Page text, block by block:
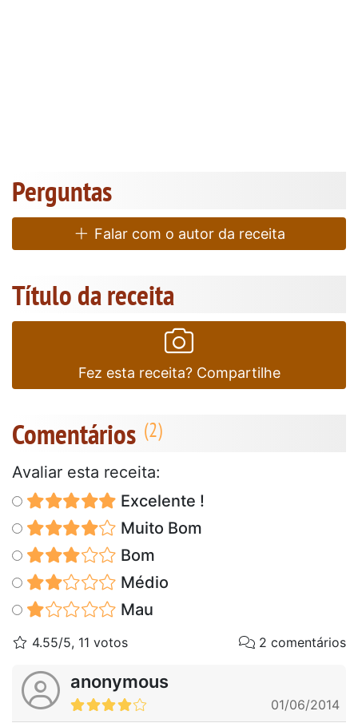
Perguntas
Falar com o autor da receita
Título da receita
Fez esta receita? Compartilhe
Comentários
Avaliar esta receita:
Excelente !
Muito Bom
Bom
Médio
Mau
4.55/5, 11 votos 2 comentários
anonymous
01/06/2014